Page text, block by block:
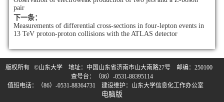
pair
下一条：
Measurements of differential cross-sections in four-lepton events in
13 TeV proton-proton collisions with the ATLAS detector
版权所有 ©山东大学 地址：中国山东省济南市山大南路27号 邮编：250100
查号台：（86）-0531-88395114
值班电话：（86）-0531-88364731 建设维护：山东大学信息化工作办公室
电脑版